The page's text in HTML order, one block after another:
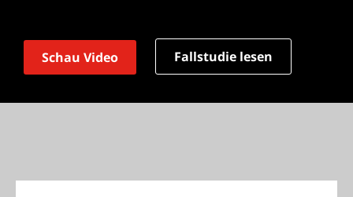
Schau Video Fallstudie lesen